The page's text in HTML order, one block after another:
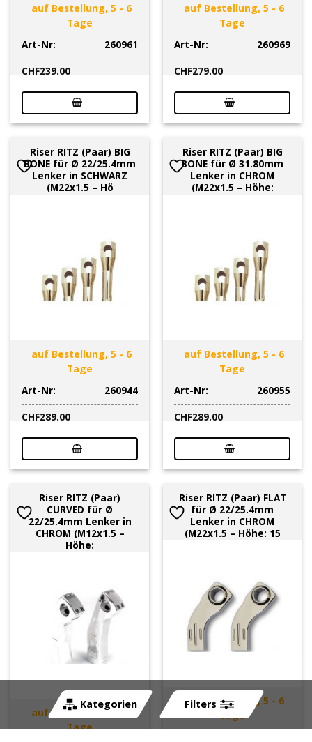
Kategorien Filters
auf Bestellung, 5 - 6
Tage
Art-Nr:
260961
CHF239.00
auf Bestellung, 5 - 6
Tage
Art-Nr:
260969
CHF279.00
Riser RITZ (Paar) BIG
BONE für Ø 22/25.4mm
Lenker in SCHWARZ
(M22x1.5 – Hö
auf Bestellung, 5 - 6
Tage
Art-Nr:
260944
CHF289.00
Riser RITZ (Paar) BIG
BONE für Ø 31.80mm
Lenker in CHROM
(M22x1.5 – Höhe:
auf Bestellung, 5 - 6
Tage
Art-Nr:
260955
CHF289.00
Riser RITZ (Paar)
CURVED für Ø
22/25.4mm Lenker in
CHROM (M12x1.5 –
Höhe:
auf Bestellung, 5 - 6
Tage
Riser RITZ (Paar) FLAT
für Ø 22/25.4mm
Lenker in CHROM
(M22x1.5 – Höhe: 15
auf Bestellung, 5 - 6
Tage